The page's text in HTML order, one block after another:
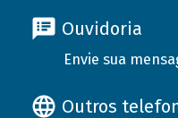
Ouvidoria
Envie sua
Outros